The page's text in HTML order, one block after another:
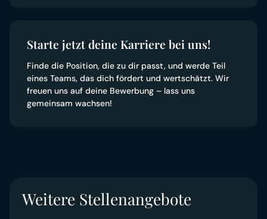
Starte jetzt deine Karriere bei uns!
Finde die Position, die zu dir passt, und werde Teil
eines Teams, das dich fördert und wertschätzt. Wir
freuen uns auf deine Bewerbung – lass uns
gemeinsam wachsen!
Weitere Stellenangebote